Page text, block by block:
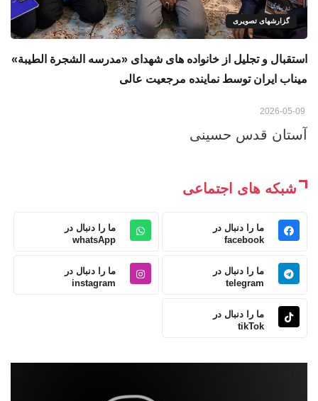
گزارشهای تصویری
استقبال و تجلیل از خانواده‌ های شهدای «مدرسه الشجرة الطيبة»
میناب ایران توسط نماینده مرجعیت عالی
آستان قدس حسینی
شبکه های اجتماعی
ما را دنبال در
facebook
ما را دنبال در
whatsApp
ما را دنبال در
telegram
ما را دنبال در
instagram
ما را دنبال در
tikTok